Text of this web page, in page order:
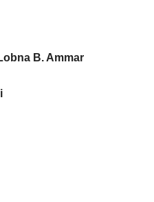
B. Ammar